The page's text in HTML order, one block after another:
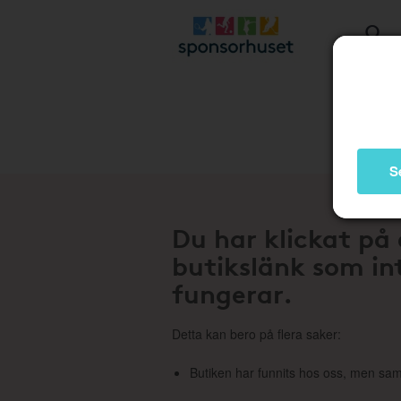
Du har klickat på
butikslänk som
fungerar.
Detta kan bero på flera saker:
Butiken har funnits hos oss, men